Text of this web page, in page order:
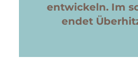
entwickeln. Im
endet